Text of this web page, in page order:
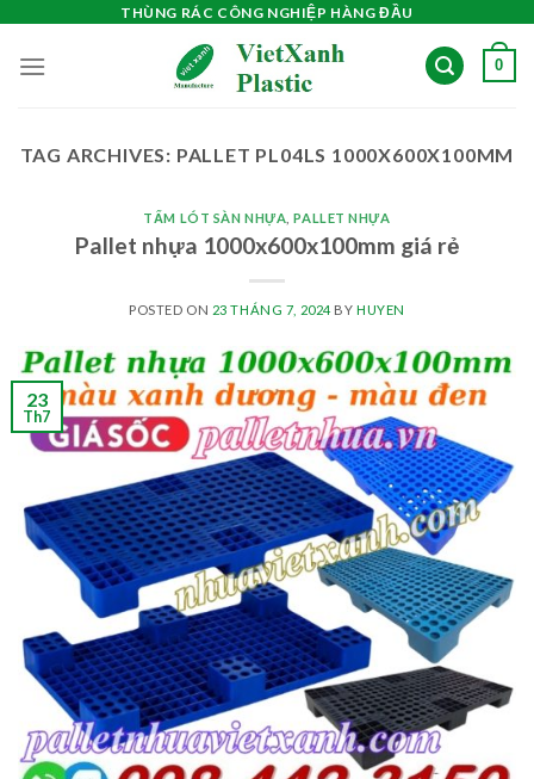
content
THÙNG RÁC CÔNG NGHIỆP HÀNG ĐẦU
0
TAG ARCHIVES: PALLET PL04LS 1000X600X100MM
TẤM LÓT SÀN NHỰA ,PALLET NHỰA
Pallet nhựa 1000x600x100mm giá rẻ
POSTED ON 23 THÁNG 7, 2024BY HUYEN
23
Th7